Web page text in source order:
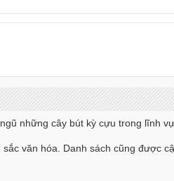
những cây bút kỳ cựu trong lĩnh
văn hóa. Danh sách cũng được